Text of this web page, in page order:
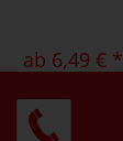
ab 6,49 € *
* [MENGEPREIS] Stück
Art.-Nr.: PW165